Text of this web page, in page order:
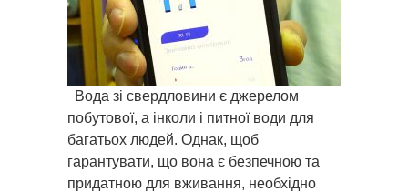
Вода зі свердловини є джерелом
побутової, а інколи і питної води для
багатьох людей. Однак, щоб
гарантувати, що вона є безпечною та
придатною для вживання, необхідно